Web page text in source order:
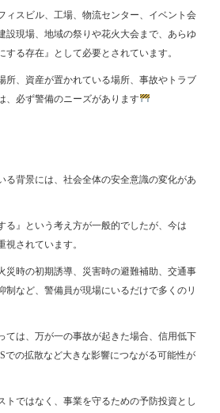
ィスビル、工場、物流センター、イベント会
設現場、地域の祭りや花火大会まで、あらゆ
する存在』として必要とされています。
所、資産が置かれている場所、事故やトラブ
、必ず警備のニーズがあります
る背景には、社会全体の安全意識の変化があ
る』という考え方が一般的でしたが、今は
視されています。
災時の初期誘導、災害時の避難補助、交通事
制など、警備員が現場にいるだけで多くのリ
ては、万が一の事故が起きた場合、信用低下
での拡散など大きな影響につながる可能性が
トではなく、事業を守るための予防投資とし